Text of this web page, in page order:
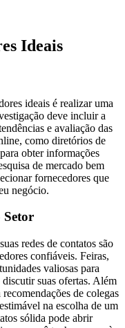
Ideais
ideais é realizar uma
deve incluir a
e avaliação das
como diretórios de
obter informações
de mercado bem
fornecedores que
negócio.
Setor
redes de contatos são
confiáveis. Feiras,
valiosas para
discutir suas ofertas. Além
de colegas
na escolha de um
sólida pode abrir